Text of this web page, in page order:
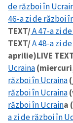
de război în
46-a zi de război
TEXT/A 47-a zi
TEXT/A 48-a zi
aprilie)LIVE
Ucraina
război în Ucraina
război în Ucraina
război în Ucraina
a zi de război în